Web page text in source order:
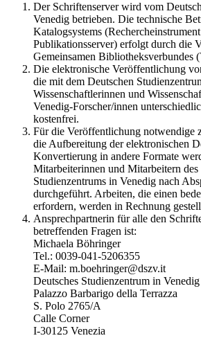
Der Schriftenserver wird vom
Venedig betrieben. Die technische
Katalogsystems
Publikationsserver) erfolgt durch die
Gemeinsamen Bibliotheksverbundes
Die elektronische Veröffentlichung
die mit dem Deutschen
Wissenschaftlerinnen und
Venedig-Forscher/innen
kostenfrei.
Für die Veröffentlichung notwendige
die Aufbereitung der elektronischen
Konvertierung in andere Formate
Mitarbeiterinnen und Mitarbeitern des
Studienzentrums in Venedig nach
durchgeführt. Arbeiten, die einen
erfordern, werden in Rechnung
Ansprechpartnerin für alle den
betreffenden Fragen ist:
Michaela Böhringer
Tel.: 0039-041-5206355
E-Mail: m.boehringer@dszv.it
Deutsches Studienzentrum in Venedig
Palazzo Barbarigo della Terrazza
S. Polo 2765/A
Calle Corner
I-30125 Venezia